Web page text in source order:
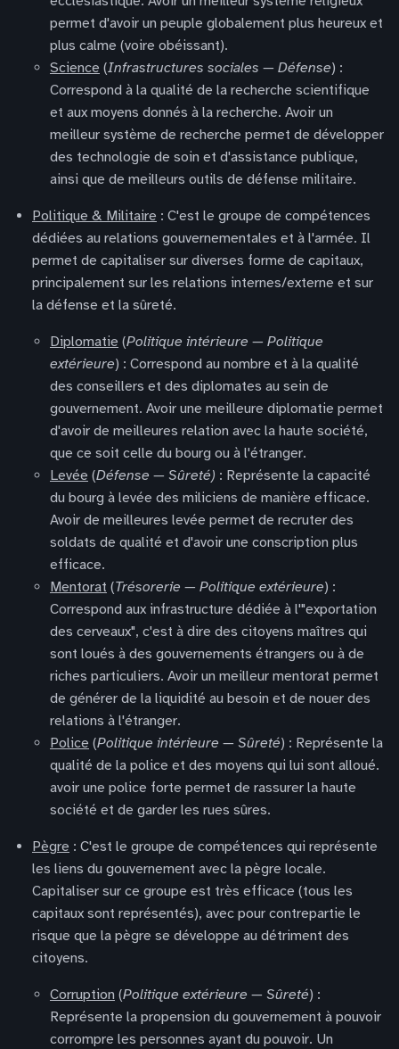
permet d'avoir un peuple globalement plus heureux et
plus calme (voire obéissant).
Science (Infrastructures sociales — Défense) :
Correspond à la qualité de la recherche scientifique
et aux moyens donnés à la recherche. Avoir un
meilleur système de recherche permet de développer
des technologie de soin et d'assistance publique,
ainsi que de meilleurs outils de défense militaire.
Politique & Militaire : C'est le groupe de compétences
dédiées au relations gouvernementales et à l'armée. Il
permet de capitaliser sur diverses forme de capitaux,
principalement sur les relations internes/externe et sur
la défense et la sûreté.
Diplomatie (Politique intérieure — Politique
extérieure) : Correspond au nombre et à la qualité
des conseillers et des diplomates au sein de
gouvernement. Avoir une meilleure diplomatie permet
d'avoir de meilleures relation avec la haute société,
que ce soit celle du bourg ou à l'étranger.
Levée (Défense — Sûreté) : Représente la capacité
du bourg à levée des miliciens de manière efficace.
Avoir de meilleures levée permet de recruter des
soldats de qualité et d'avoir une conscription plus
efficace.
Mentorat (Trésorerie — Politique extérieure) :
Correspond aux infrastructure dédiée à l'"exportation
des cerveaux", c'est à dire des citoyens maîtres qui
sont loués à des gouvernements étrangers ou à de
riches particuliers. Avoir un meilleur mentorat permet
de générer de la liquidité au besoin et de nouer des
relations à l'étranger.
Police (Politique intérieure — Sûreté) : Représente la
qualité de la police et des moyens qui lui sont alloué.
avoir une police forte permet de rassurer la haute
société et de garder les rues sûres.
Pègre : C'est le groupe de compétences qui représente
les liens du gouvernement avec la pègre locale.
Capitaliser sur ce groupe est très efficace (tous les
capitaux sont représentés), avec pour contrepartie le
risque que la pègre se développe au détriment des
citoyens.
Corruption (Politique extérieure — Sûreté) :
Représente la propension du gouvernement à pouvoir
corrompre les personnes ayant du pouvoir. Un